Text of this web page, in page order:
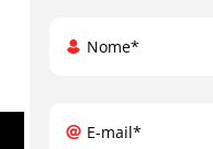
Nome*
E-mail*